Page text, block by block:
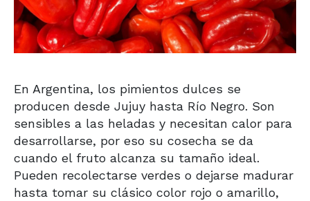
En Argentina, los pimientos dulces se
producen desde Jujuy hasta Río Negro. Son
sensibles a las heladas y necesitan calor para
desarrollarse, por eso su cosecha se da
cuando el fruto alcanza su tamaño ideal.
Pueden recolectarse verdes o dejarse madurar
hasta tomar su clásico color rojo o amarillo,